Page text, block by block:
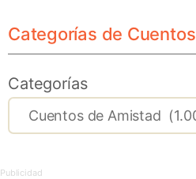
Categorías de Cuentos
Categorías